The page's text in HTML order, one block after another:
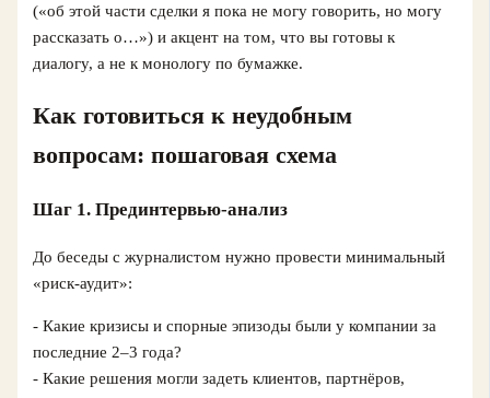
(«об этой части сделки я пока не могу говорить, но могу
рассказать о…») и акцент на том, что вы готовы к
диалогу, а не к монологу по бумажке.
Как готовиться к неудобным
вопросам: пошаговая схема
Шаг 1. Прединтервью-анализ
До беседы с журналистом нужно провести минимальный
«риск‑аудит»:
- Какие кризисы и спорные эпизоды были у компании за
последние 2–3 года?
- Какие решения могли задеть клиентов, партнёров,